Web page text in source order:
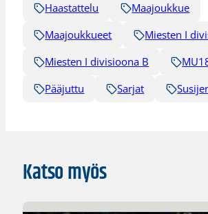
Haastattelu
Maajoukkue
Maajoukkueet
Miesten I
Miesten I divisioona B
Pääjuttu
Sarjat
Katso myös